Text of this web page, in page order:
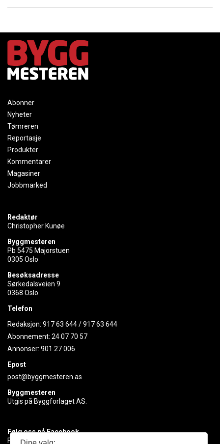
Abonner
Nyheter
Tømreren
Reportasje
Produkter
Kommentarer
Magasiner
Jobbmarked
Redaktør
Christopher Kunøe
Byggmesteren
Pb 5475 Majorstuen
0305 Oslo
Besøksadresse
Sørkedalsveien 9
0368 Oslo
Telefon
Redaksjon: 917 63 644/917 63 644
Abonnement: 24 07 70 57
Annonser: 901 27 006
Epost
post@byggmesteren.as
Byggmesteren
Utgis på Byggforlaget AS.
Følg oss på Facebook
Få med deg det siste innen byggebransjen